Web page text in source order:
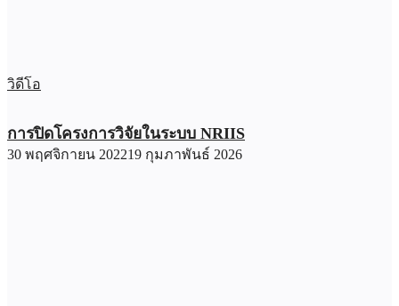
วิดีโอ
การปิดโครงการวิจัยในระบบ NRIIS
30 พฤศจิกายน 202219 กุมภาพันธ์ 2026